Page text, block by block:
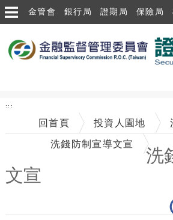
跳到主要內容區塊
金管會 銀行局 證期局 保險局
:::
回首頁 投資人園地
洗錢防制宣導文宣
洗
文宣